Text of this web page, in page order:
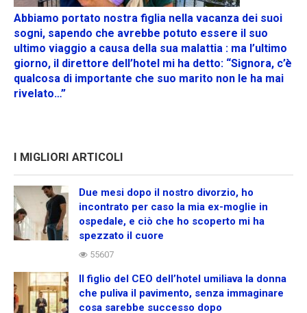
Abbiamo portato nostra figlia nella vacanza dei suoi
sogni, sapendo che avrebbe potuto essere il suo
ultimo viaggio a causa della sua malattia : ma l’ultimo
giorno, il direttore dell’hotel mi ha detto: “Signora, c’è
qualcosa di importante che suo marito non le ha mai
rivelato…”
I MIGLIORI ARTICOLI
Due mesi dopo il nostro divorzio, ho
incontrato per caso la mia ex-moglie in
ospedale, e ciò che ho scoperto mi ha
spezzato il cuore
55607
Il figlio del CEO dell’hotel umiliava la donna
che puliva il pavimento, senza immaginare
cosa sarebbe successo dopo